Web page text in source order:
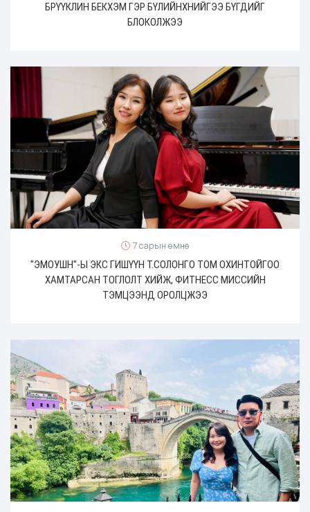
БРҮҮКЛИН БЕКХЭМ ГЭР БҮЛИЙНХНИЙГЭЭ БҮГДИЙГ
БЛОКОЛЖЭЭ
7 сарын өмнө
"ЭМОУШН"-Ы ЭКС ГИШҮҮН Т.СОЛОНГО ТОМ ОХИНТОЙГОО
ХАМТАРСАН ТОГЛОЛТ ХИЙЖ, ФИТНЕСС МИССИЙН
ТЭМЦЭЭНД ОРОЛЦЖЭЭ